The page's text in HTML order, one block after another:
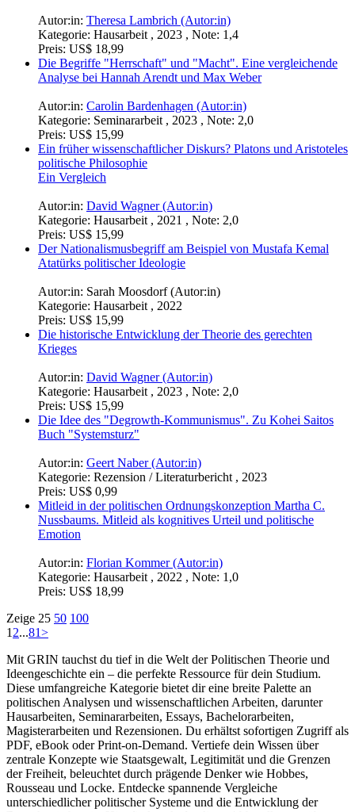
Autor:in:Silas Merkelbach (Autor:in)
Kategorie:Essay , 2021 , Note: 0,9
Preis:US$ 0,99
politischen Handelns
Autor:in:Anton Bonev (Autor:in)
Kategorie:Hausarbeit , 2021 , Note: 1,5
Preis:US$ 15,99
Modell der Elitenzirkulation und Hannah Arendts Verständnis
von Verfassung und Revolution
Kategorie:Essay , 2020 , Note: 1,3
Preis:US$ 15,99
Die Justizreform Israels im Spiegel der Theorien von John
Locke und Montesquieu. Begrenzung, Teilung und
Verschränkung staatlicher Gewalt
Autor:in:Theresa Lambrich (Autor:in)
Kategorie:Hausarbeit , 2023 , Note: 1,4
Preis: US$ 18,99
Analyse bei Hannah Arendt und Max Weber
Autor:in: Carolin Bardenhagen (Autor:in)
Kategorie:Seminararbeit , 2023 , Note: 2,0
Preis:US$ 15,99
politische Philosophie
Ein Vergleich
Autor:in:David Wagner (Autor:in)
Kategorie:
Der Nationalismusbegriff am Beispiel von Mustafa Kemal
Atatürks politischer Ideologie
Autor:in:Sarah Moosdorf (Autor:in)
Kategorie:Hausarbeit , 2022
Preis: US$ 15,99
Die historische Entwicklung der Theorie des gerechten
Krieges